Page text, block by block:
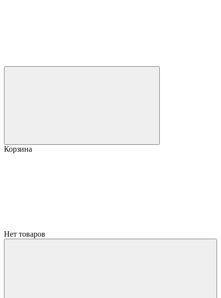
Корзина
Нет товаров